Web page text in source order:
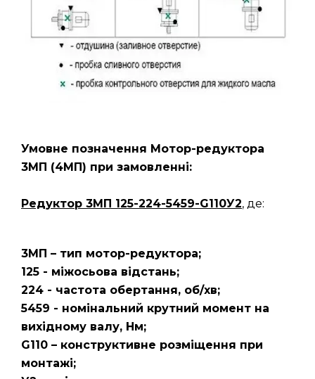
Умовне позначення Мотор-редуктора
3МП (4МП) при замовленні:
Редуктор 3МП 125-224-5459-G110У2, де:
3МП – тип мотор-редуктора;
125 - міжосьова відстань;
224 - частота обертання, об/хв;
5459 - номінальний крутний момент на
вихідному валу, Нм;
G110 – конструктивне розміщення при
монтажі;